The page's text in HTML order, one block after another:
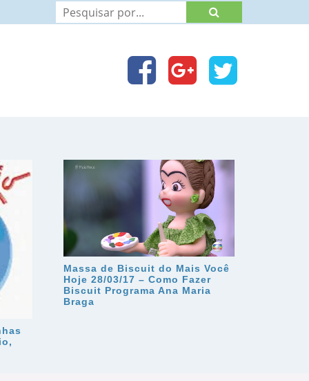
Massa de Biscuit do Mais Você
Hoje 28/03/17 – Como Fazer
Biscuit Programa Ana Maria
Braga